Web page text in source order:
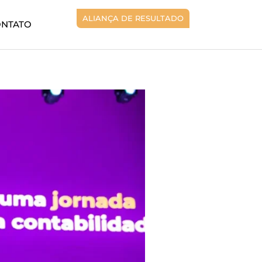
ALIANÇA DE RESULTADO